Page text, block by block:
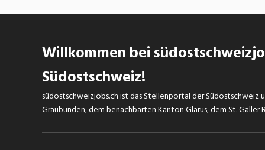
Willkommen bei
Südostschweiz!
südostschweizjobs.ch ist das Stellenportal der Südostschweiz
Graubünden, dem benachbarten Kanton Glarus, dem St.